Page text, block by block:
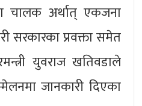
चालक अर्थात् एकजना
सरकारका प्रवक्ता समेत
युवराज खतिवडाले
जानकारी दिएका